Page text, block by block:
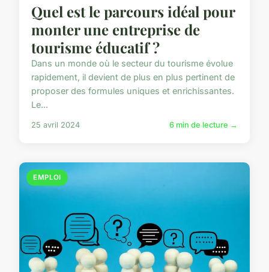
Quel est le parcours idéal pour
monter une entreprise de
tourisme éducatif ?
Dans un monde où le secteur du tourisme évolue
rapidement, il devient de plus en plus pertinent de
proposer des formules uniques et enrichissantes.
Le...
25 avril 2024 6 min de lecture →
EMPLOI